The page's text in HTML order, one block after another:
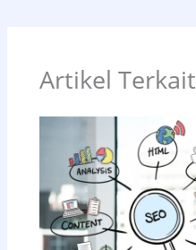
Artikel Terkait